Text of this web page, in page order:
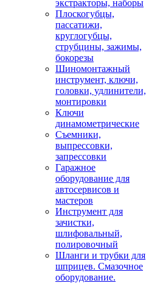
экстракторы, наборы
Плоскогубцы,
пассатижи,
круглогубцы,
струбцины, зажимы,
бокорезы
Шиномонтажный
инструмент, ключи,
головки, удлинители,
монтировки
Ключи
динамометрические
Съемники,
выпрессовки,
запрессовки
Гаражное
оборудование для
автосервисов и
мастеров
Инструмент для
зачистки,
шлифовальный,
полировочный
Шланги и трубки для
шприцев. Смазочное
оборудование.